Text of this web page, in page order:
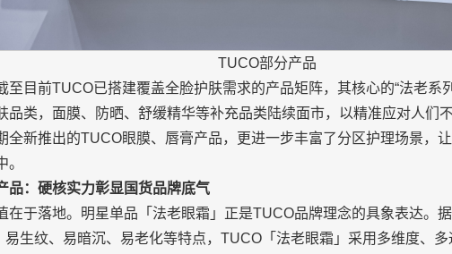
TUCO部分产品
至目前TUCO已搭建覆盖全脸护肤需求的产品矩阵，其核心的“法老系
品类，面膜、防晒、舒缓精华等补充品类陆续面市，以精准应对人们
全新推出的TUCO眼膜、唇膏产品，更进一步丰富了分区护理场景，
品：硬核实力彰显国货品牌底气
在于落地。明星单品「法老眼霜」正是TUCO品牌理念的具象表达。
易生纹、易暗沉、易老化等特点，TUCO「法老眼霜」采用多维度、